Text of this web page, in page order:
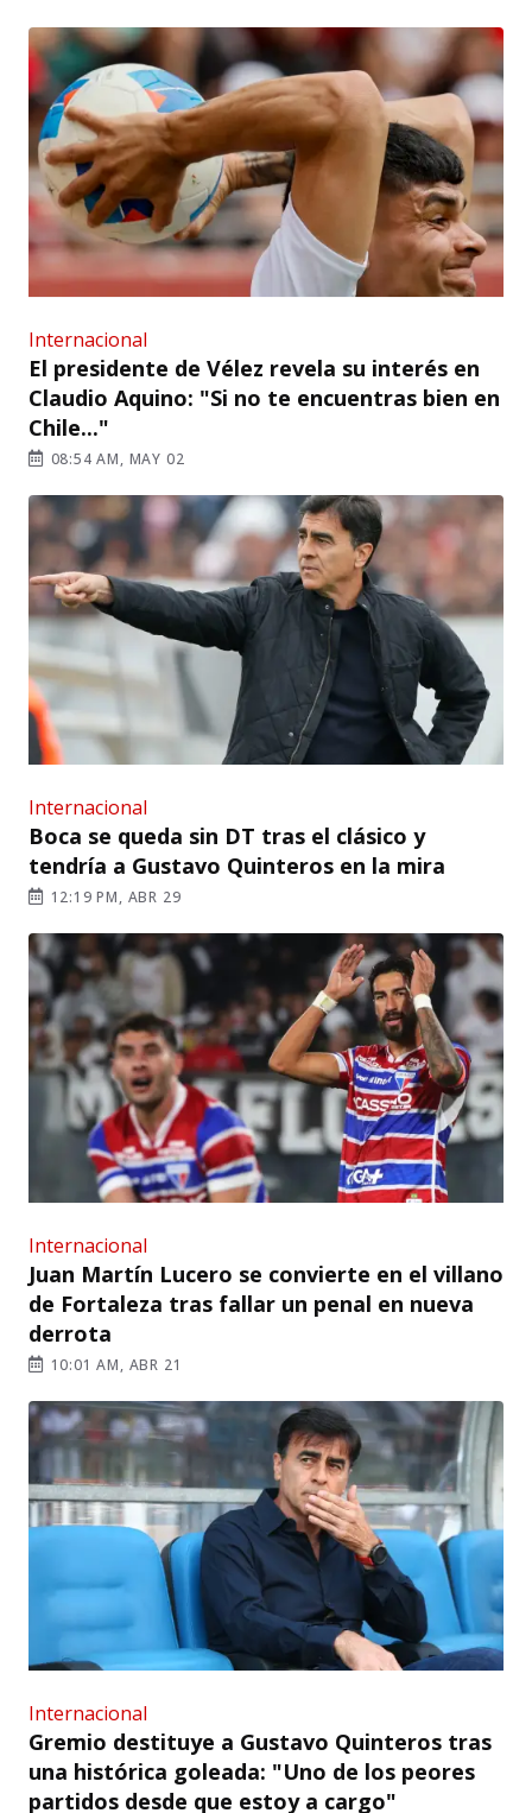
Internacional
El presidente de Vélez revela su interés en
Claudio Aquino: "Si no te encuentras bien en
Chile..."
08:54 AM, MAY 02
Internacional
Boca se queda sin DT tras el clásico y
tendría a Gustavo Quinteros en la mira
12:19 PM, ABR 29
Internacional
Juan Martín Lucero se convierte en el villano
de Fortaleza tras fallar un penal en nueva
derrota
10:01 AM, ABR 21
Internacional
Gremio destituye a Gustavo Quinteros tras
una histórica goleada: "Uno de los peores
partidos desde que estoy a cargo"